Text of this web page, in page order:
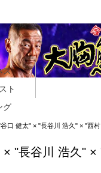
ス
ト
グ
口 健太" × "長谷川 浩久" × "西
"長谷川 浩久"